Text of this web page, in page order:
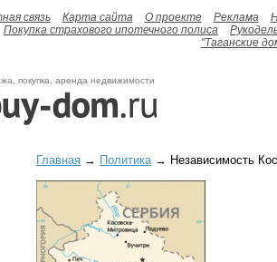
связь Карта сайта О проекте Реклама
Покупка страхового ипотечного полиса
"Таганские
покупка, аренда недвижимости
Главная → Политика→ Независимость